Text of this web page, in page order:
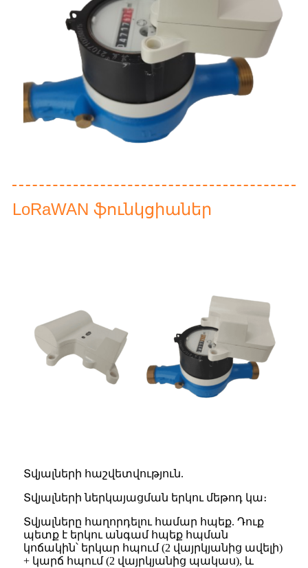
LoRaWAN ֆունկցիաներ
Տվյալների հաշվետվություն.
Տվյալների ներկայացման երկու մեթոդ կա։
Տվյալները հաղորդելու համար հպեք. Դուք
պետք է երկու անգամ հպեք հպման
կոճակին՝ երկար հպում (2 վայրկյանից ավելի)
+ կարճ հպում (2 վայրկյանից պակաս), և